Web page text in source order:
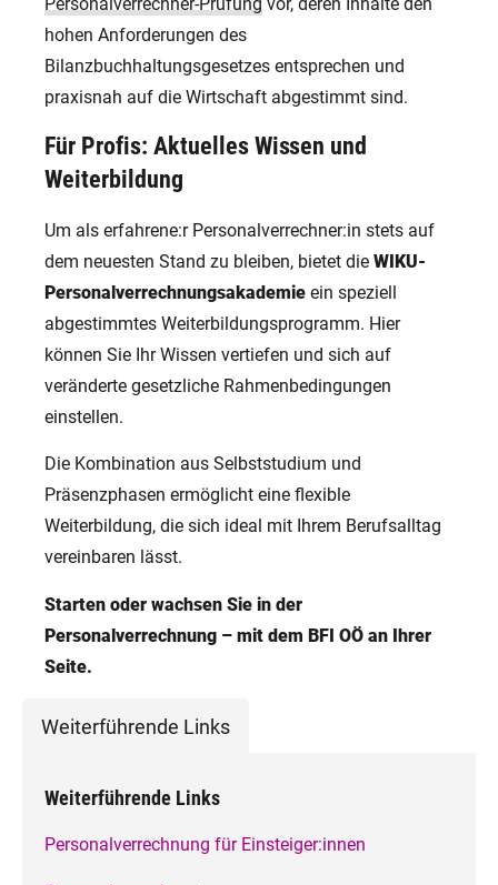
hohen Anforderungen des
Bilanzbuchhaltungsgesetzes entsprechen und
praxisnah auf die Wirtschaft abgestimmt sind.
Für Profis: Aktuelles Wissen und
Weiterbildung
Um als erfahrene:r Personalverrechner:in stets auf
dem neuesten Stand zu bleiben, bietet die WIKU-
Personalverrechnungsakademie ein speziell
abgestimmtes Weiterbildungsprogramm. Hier
können Sie Ihr Wissen vertiefen und sich auf
veränderte gesetzliche Rahmenbedingungen
einstellen.
Die Kombination aus Selbststudium und
Präsenzphasen ermöglicht eine flexible
Weiterbildung, die sich ideal mit Ihrem Berufsalltag
vereinbaren lässt.
Starten oder wachsen Sie in der
Personalverrechnung – mit dem BFI OÖ an Ihrer
Seite.
Weiterführende Links
Weiterführende Links
Personalverrechnung für Einsteiger:innen